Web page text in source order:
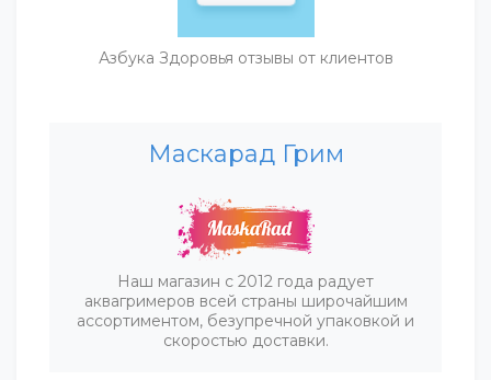
Азбука Здоровья отзывы от клиентов
Маскарад Грим
Наш магазин с 2012 года радует
аквагримеров всей страны широчайшим
ассортиментом, безупречной упаковкой и
скоростью доставки.